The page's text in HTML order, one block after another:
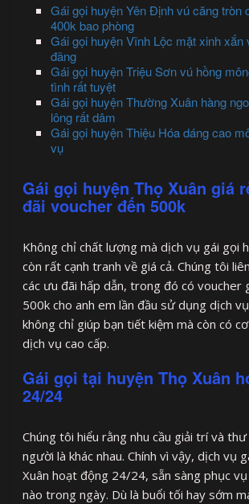
Gái gọi huyện Yên Định vú căng tròn
400k bao phòng
Gái gọi huyện Vĩnh Lộc mặt xinh xắn
đãng
Gái gọi huyện Triệu Sơn vú hồng
tình rất tuyệt
Gái gọi huyện Thường Xuân hàng
lông rất dâm
Gái gọi huyện Thiệu Hóa dáng cao
vụ
Gái gọi huyện Thọ Xuân giá
đãi voucher đến 500k
Không chỉ chất lượng mà dịch vụ gái gọi
còn rất cạnh tranh về giá cả. Chúng tôi
các ưu đãi hấp dẫn, trong đó có voucher
500k cho anh em lần đầu sử dụng dịch
không chỉ giúp bạn tiết kiệm mà còn có
dịch vụ cao cấp.
Gái gọi tại huyện Thọ Xuân
24/24
Chúng tôi hiểu rằng nhu cầu giải trí và
người là khác nhau. Chính vì vậy, dịch vụ
Xuân hoạt động 24/24, sẵn sàng phục
nào trong ngày. Dù là buổi tối hay sớm